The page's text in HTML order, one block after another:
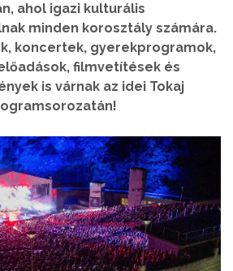
ahol igazi kulturális
minden korosztály számára.
koncertek, gyerekprogramok,
filmvetítések és
is várnak az idei Tokaj